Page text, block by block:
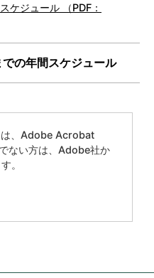
ケジュール （PDF：
での年間スケジュール
は、Adobe Acrobat
ない方は、Adobe社か
。